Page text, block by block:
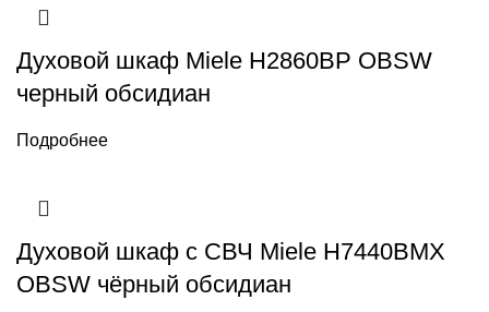
Духовой шкаф Miele H2860BP OBSW
черный обсидиан
Подробнее
Духовой шкаф с СВЧ Miele H7440BMX
OBSW чёрный обсидиан